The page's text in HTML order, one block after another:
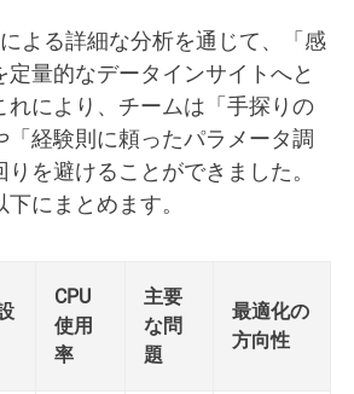
による詳細な分析を通じて、「感
量的なデータインサイトへと
れにより、チームは「手探りの
「経験則に頼ったパラメータ調
を避けることができました。
にまとめます。
CPU
使用
率
主要
な問
題
最適化の
方向性